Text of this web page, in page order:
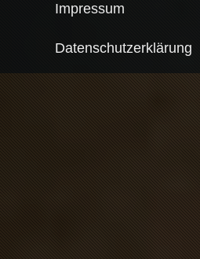
Impressum
Datenschutzerklärung